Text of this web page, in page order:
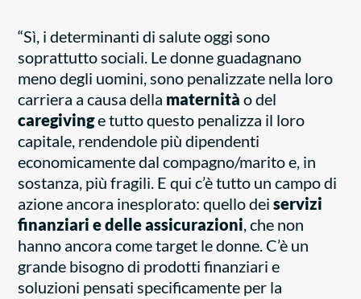
“Sì, i determinanti di salute oggi sono
soprattutto sociali. Le donne guadagnano
meno degli uomini, sono penalizzate nella loro
carriera a causa della maternità o del
caregivinge tutto questo penalizza il loro
capitale, rendendole più dipendenti
economicamente dal compagno/marito e, in
sostanza, più fragili. E qui c’è tutto un campo di
azione ancora inesplorato: quello deiservizi
finanziari e delle assicurazioni, che non
hanno ancora come target le donne. C’è un
grande bisogno di prodotti finanziari e
soluzioni pensati specificamente per la